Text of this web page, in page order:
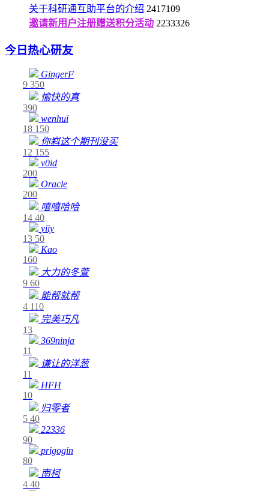
关于科研通互助平台的介绍 2417109
邀请新用户注册赠送积分活动 2233326
今日热心研友
GingerF
9 350
愉快的真
390
wenhui
18 150
你嵙这个期刊没买
12 155
v0id
200
Oracle
200
嘻嘻哈哈
14 40
yiiy
13 50
Kao
160
大力的冬萱
9 60
能帮就帮
4 110
完美巧凡
13
369ninja
11
谦让的洋葱
11
HFH
10
归零者
5 40
22336
90
prigogin
80
南柯
4 40